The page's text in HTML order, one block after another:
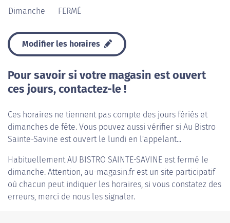
Dimanche
FERMÉ
Modifier les horaires
Pour savoir si votre magasin est ouvert
ces jours, contactez-le !
Ces horaires ne tiennent pas compte des jours fériés et
dimanches de fête. Vous pouvez aussi vérifier si Au Bistro
Sainte-Savine est ouvert le lundi en l'appelant...
HabituellementAU BISTRO SAINTE-SAVINE est fermé le
dimanche. Attention, au-magasin.fr est un site participatif
où chacun peut indiquer les horaires, si vous constatez des
erreurs, merci de nous les signaler.